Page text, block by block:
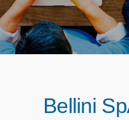
Bellini